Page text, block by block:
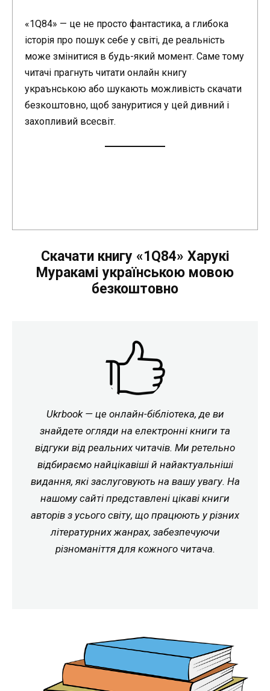
«1Q84» — це не просто фантастика, а глибока
історія про пошук себе у світі, де реальність
може змінитися в будь-який момент. Саме тому
читачі прагнуть читати онлайн книгу
украънською або шукають можливість скачати
безкоштовно, щоб зануритися у цей дивний і
захопливий всесвіт.
Скачати книгу «1Q84» Харукі
Муракамі українською мовою
безкоштовно
Ukrbook — це онлайн-бібліотека, де ви
знайдете огляди на електронні книги та
відгуки від реальних читачів. Ми ретельно
відбираємо найцікавіші й найактуальніші
видання, які заслуговують на вашу увагу. На
нашому сайті представлені цікаві книги
авторів з усього світу, що працюють у різних
літературних жанрах, забезпечуючи
різноманіття для кожного читача.